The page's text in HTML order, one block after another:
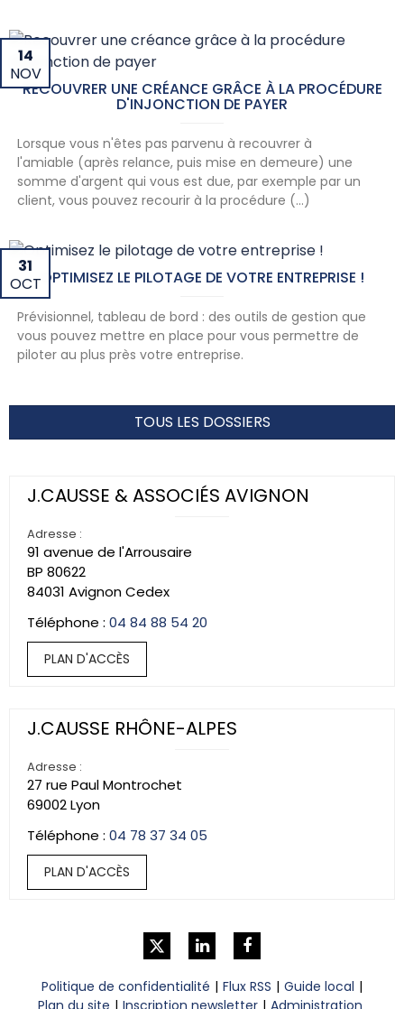
RECOUVRER UNE CRÉANCE GRÂCE À LA PROCÉDURE
D'INJONCTION DE PAYER
14
NOV
Lorsque vous n'êtes pas parvenu à recouvrer à
l'amiable (après relance, puis mise en demeure) une
somme d'argent qui vous est due, par exemple par un
client, vous pouvez recourir à la procédure (...)
OPTIMISEZ LE PILOTAGE DE VOTRE ENTREPRISE !
31
OCT
Prévisionnel, tableau de bord : des outils de gestion que
vous pouvez mettre en place pour vous permettre de
piloter au plus près votre entreprise.
TOUS LES DOSSIERS
J.CAUSSE & ASSOCIÉS AVIGNON
Adresse :
91 avenue de l'Arrousaire
BP 80622
84031 Avignon Cedex
04 84 88 54 20
PLAN D'ACCÈS
J.CAUSSE RHÔNE-ALPES
Adresse :
27 rue Paul Montrochet
69002Lyon
04 78 37 34 05
PLAN D'ACCÈS
Politique de confidentialité Flux RSS
Guide local
Plan du site
Inscription newsletter Administration